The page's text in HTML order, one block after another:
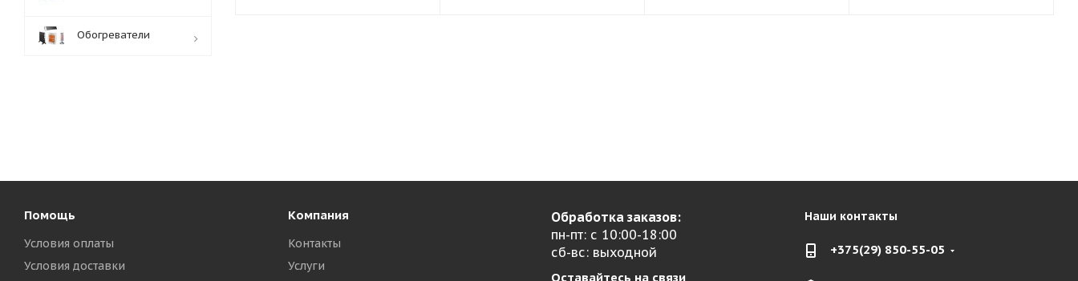
Обогреватели
Помощь
Условия оплаты
Условия доставки
Компания
Контакты
Услуги
Обработка заказов:
пн-пт: с 10:00-18:00
сб-вс: выходной
Оставайтесь на связи
Наши контакты
+375(29) 850-55-05